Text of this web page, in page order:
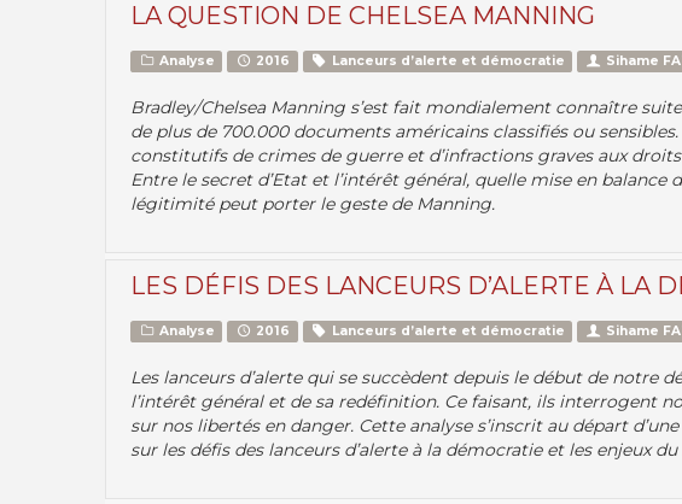
LA QUESTION DE CHELSEA MANNING
Analyse 2016 Lanceurs d’alerte et démocratie Sihame
Bradley/Chelsea Manning s’est fait mondialement connaître
de plus de 700.000 documents américains classifiés ou
constitutifs de crimes de guerre et d’infractions graves aux
Entre le secret d’Etat et l’intérêt général, quelle mise en balance
légitimité peut porter le geste de Manning.
LES DÉFIS DES LANCEURS D’ALERTE À LA
Analyse 2016 Lanceurs d’alerte et démocratie Sihame
Les lanceurs d’alerte qui se succèdent depuis le début de notre
l’intérêt général et de sa redéfinition. Ce faisant, ils interrogent
sur nos libertés en danger. Cette analyse s’inscrit au départ
sur les défis des lanceurs d’alerte à la démocratie et les enjeux